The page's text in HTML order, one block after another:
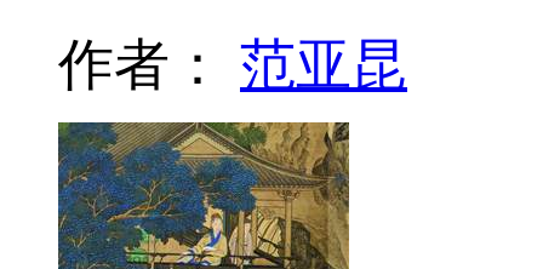
作者： 范亚昆